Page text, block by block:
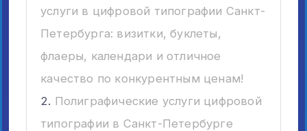
услуги в цифровой типографии Санкт-
Петербурга: визитки, буклеты,
флаеры, календари и отличное
качество по конкурентным ценам!
Полиграфические услуги цифровой
типографии в Санкт-Петербурге